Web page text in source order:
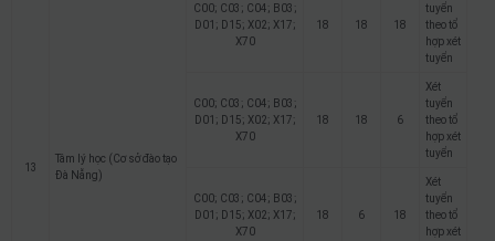
13
Tâm lý học (Cơ sở đào tạo
Đà Nẵng)
C00; C03; C04; B03;
D01; D15; X02; X17;
X70
18 18 18
tuyển
theo tổ
hợp xét
tuyển
C00; C03; C04; B03;
D01; D15; X02; X17;
X70
18 18 6
Xét
tuyển
theo tổ
hợp xét
tuyển
C00; C03; C04; B03;
D01; D15; X02; X17;
X70
18 6 18
Xét
tuyển
theo tổ
hợp xét